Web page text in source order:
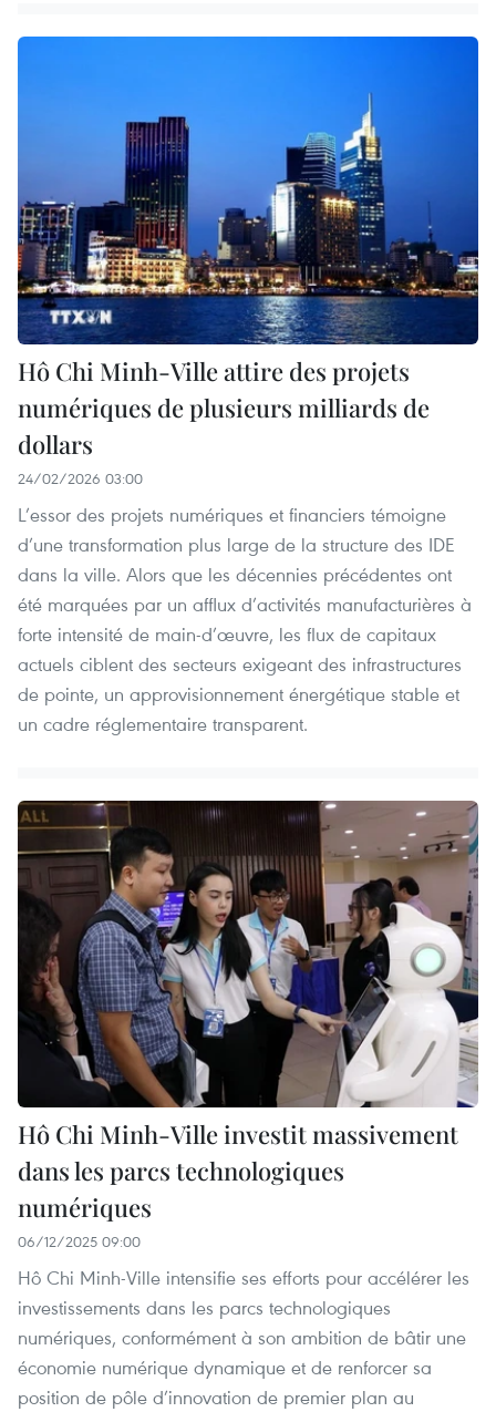
Hô Chi Minh-Ville attire des projets
numériques de plusieurs milliards de
dollars
24/02/2026 03:00
L’essor des projets numériques et financiers témoigne
d’une transformation plus large de la structure des IDE
dans la ville. Alors que les décennies précédentes ont
été marquées par un afflux d’activités manufacturières à
forte intensité de main-d’œuvre, les flux de capitaux
actuels ciblent des secteurs exigeant des infrastructures
de pointe, un approvisionnement énergétique stable et
un cadre réglementaire transparent.
Hô Chi Minh-Ville investit massivement
dans les parcs technologiques
numériques
06/12/2025 09:00
Hô Chi Minh-Ville intensifie ses efforts pour accélérer les
investissements dans les parcs technologiques
numériques, conformément à son ambition de bâtir une
économie numérique dynamique et de renforcer sa
position de pôle d’innovation de premier plan au